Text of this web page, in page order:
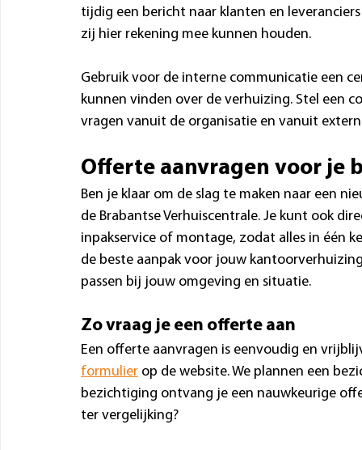
tijdig een bericht naar klanten en
zij hier rekening mee kunnen houden.
Gebruik voor de interne communicatie een
kunnen vinden over de verhuizing. Stel een
vragen vanuit de organisatie en vanuit
Offerte aanvragen voor je
Ben je klaar om de slag te maken naar een
de Brabantse Verhuiscentrale. Je kunt ook
inpakservice of montage, zodat alles in één
de beste aanpak voor jouw
passen bij jouw omgeving en situatie.
Zo vraag je een offerte aan
Een offerte aanvragen is eenvoudig en
formulier op de website. We plannen een
bezichtiging ontvang je een nauwkeurige
ter vergelijking?